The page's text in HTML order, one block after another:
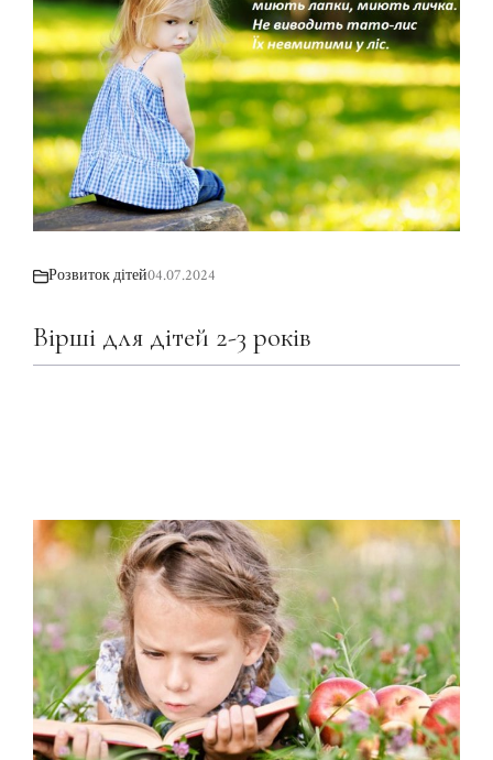
Розвиток дітей04.07.2024
Вірші для дітей 2-3 років